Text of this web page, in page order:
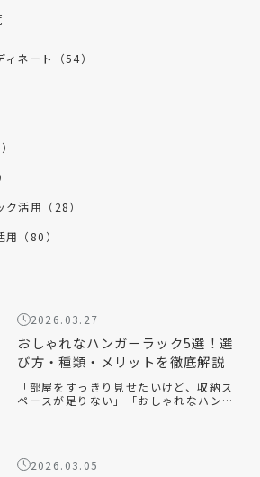
ネート（54）
活用（28）
（80）
2026.03.27
おしゃれなハンガーラック5選！選
び方・種類・メリットを徹底解説
「部屋をすっきり見せたいけど、収納ス
ペースが足りない」「おしゃれなハンガ
間を […]
2026.03.05